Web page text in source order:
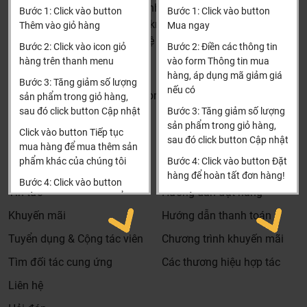
Bước 1: Click vào button
Thêm vào giỏ hàng
Bước 2: Click vào icon giỏ
hàng trên thanh menu
Bước 3: Tăng giảm số lượng
sản phẩm trong giỏ hàng,
sau đó click button Cập nhật
Click vào button Tiếp tục
mua hàng để mua thêm sản
phẩm khác của chúng tôi
Bước 4: Click vào button
Tiến hành thanh toán để
thanh toán đơn hàng của
Xin cảm ơn khách hàng!!!
Bước 1: Click vào button
Mua ngay
Bước 2: Điền các thông tin
vào form Thông tin mua
hàng, áp dụng mã giảm giá
nếu có
Bước 3: Tăng giảm số lượng
sản phẩm trong giỏ hàng,
sau đó click button Cập nhật
Bước 4: Click vào button Đặt
hàng để hoàn tất đơn hàng!
Xin cảm ơn khách hàng!!!
HN: số 160 đường Văn Minh, Di Trạch, Hoài Đức, Hà Nội
(Cách đại học công nghiệp 1 km)
HCM và các tỉnh khác: Liên hệ hotline để được hướng dẫn
đặt hàng
Khalinguyen.vn@gmail.com
0904501766
Thông tin
Tìm đại lý & Hợp tác
Tin tức
Khuyến mãi
Tuyển dụng & Cộng tác viên
Tìm đối tác cung ứng
Liên hệ
Thông tin thêm
Hướng dẫn mua hàng
Hướng dẫn đặt hàng
Hướng dẫn thanh toán
Chương trình khuyến mãi
Các thương hiệu hợp tác